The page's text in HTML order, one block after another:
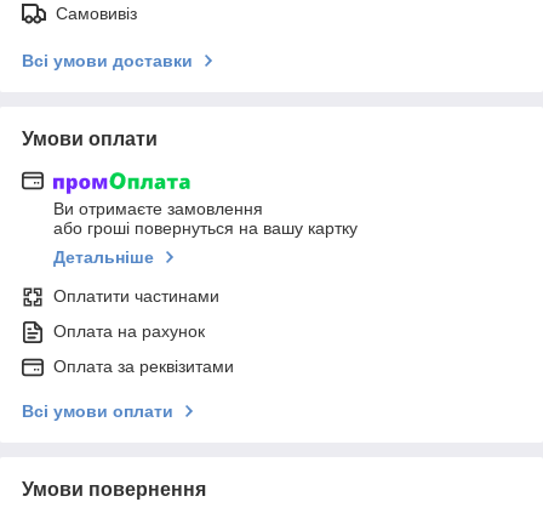
Самовивіз
Всі умови доставки
Умови оплати
Ви отримаєте замовлення
або гроші повернуться на вашу картку
Детальніше
Оплатити частинами
Оплата на рахунок
Оплата за реквізитами
Всі умови оплати
Умови повернення